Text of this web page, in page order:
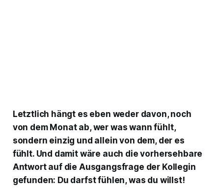
Letztlich hängt es eben weder davon, noch
von dem Monat ab, wer was wann fühlt,
sondern einzig und allein von dem, der es
fühlt. Und damit wäre auch die vorhersehbare
Antwort auf die Ausgangsfrage der Kollegin
gefunden: Du darfst fühlen, was du willst!